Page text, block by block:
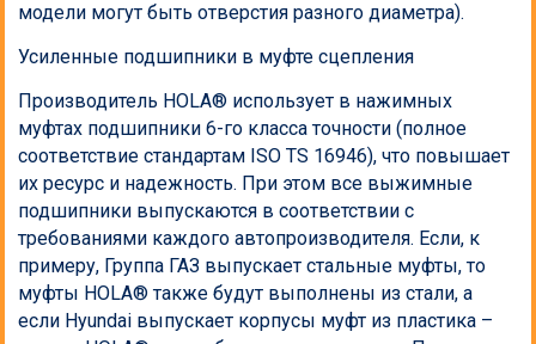
модели могут быть отверстия разного диаметра).
Усиленные подшипники в муфте сцепления
Производитель HOLA® использует в нажимных
муфтах подшипники 6-го класса точности (полное
соответствие стандартам ISO TS 16946), что повышает
их ресурс и надежность. При этом все выжимные
подшипники выпускаются в соответствии с
требованиями каждого автопроизводителя. Если, к
примеру, Группа ГАЗ выпускает стальные муфты, то
муфты HOLA® также будут выполнены из стали, а
если Hyundai выпускает корпусы муфт из пластика –